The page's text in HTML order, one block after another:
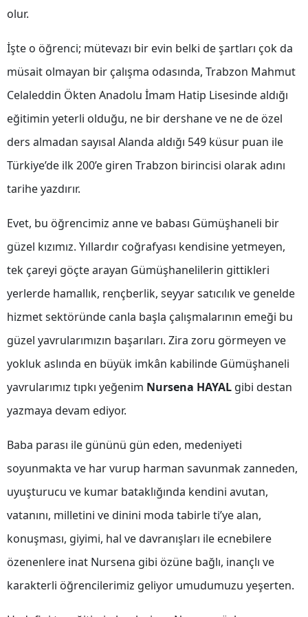
Manisa
Kahramanmaraş
Mardin
Muş
Niğde
Ordu
Rize
Sakarya
Siirt
Sinop
Tekirdağ
Tokat
Şanlıurfa
Uşak
Van
olur.
İşte o öğrenci; mütevazı bir evin belki de şartları çok da
müsait olmayan bir çalışma odasında, Trabzon Mahmut
Celaleddin Ökten Anadolu İmam Hatip Lisesinde aldığı
eğitimin yeterli olduğu, ne bir dershane ve ne de özel
ders almadan sayısal Alanda aldığı 549 küsur puan ile
Türkiye’de ilk 200’e giren Trabzon birincisi olarak adını
tarihe yazdırır.
Evet, bu öğrencimiz anne ve babası Gümüşhaneli bir
güzel kızımız. Yıllardır coğrafyası kendisine yetmeyen,
tek çareyi göçte arayan Gümüşhanelilerin gittikleri
yerlerde hamallık, rençberlik, seyyar satıcılık ve genelde
hizmet sektöründe canla başla çalışmalarının emeği bu
güzel yavrularımızın başarıları. Zira zoru görmeyen ve
yokluk aslında en büyük imkân kabilinde Gümüşhaneli
yavrularımız tıpkı yeğenim Nursena HAYAL gibi destan
yazmaya devam ediyor.
Baba parası ile gününü gün eden, medeniyeti
soyunmakta ve har vurup harman savunmak zanneden,
uyuşturucu ve kumar bataklığında kendini avutan,
vatanını, milletini ve dinini moda tabirle ti’ye alan,
konuşması, giyimi, hal ve davranışları ile ecnebilere
özenenlere inat Nursena gibi özüne bağlı, inançlı ve
karakterli öğrencilerimiz geliyor umudumuzu yeşerten.